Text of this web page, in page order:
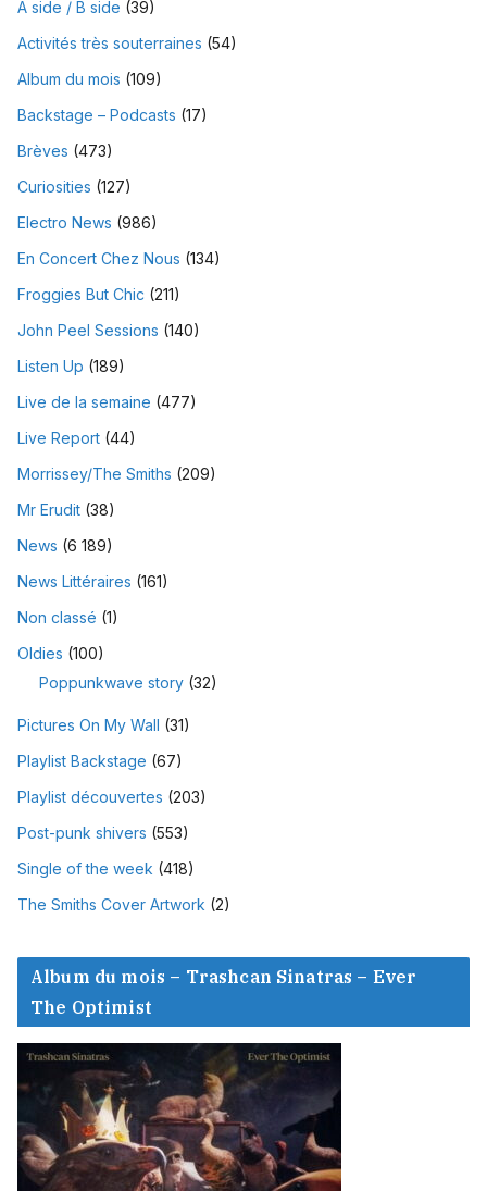
A side / B side (39)
Activités très souterraines (54)
Album du mois (109)
Backstage – Podcasts (17)
Brèves (473)
Curiosities (127)
Electro News (986)
En Concert Chez Nous (134)
Froggies But Chic (211)
John Peel Sessions (140)
Listen Up (189)
Live de la semaine (477)
Live Report (44)
Morrissey/The Smiths (209)
Mr Erudit (38)
News (6 189)
News Littéraires (161)
Non classé (1)
Oldies (100)
Poppunkwave story (32)
Pictures On My Wall (31)
Playlist Backstage (67)
Playlist découvertes (203)
Post-punk shivers (553)
Single of the week (418)
The Smiths Cover Artwork (2)
Album du mois – Trashcan Sinatras – Ever
The Optimist